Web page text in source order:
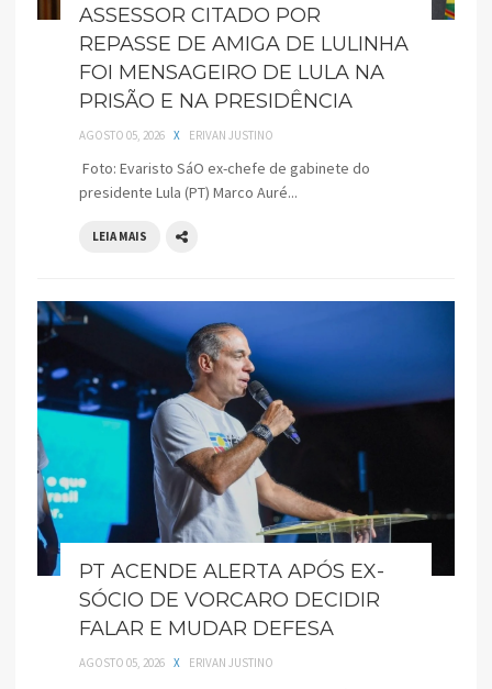
ASSESSOR CITADO POR
REPASSE DE AMIGA DE LULINHA
FOI MENSAGEIRO DE LULA NA
PRISÃO E NA PRESIDÊNCIA
AGOSTO 05, 2026 X ERIVAN JUSTINO
Foto: Evaristo SáO ex-chefe de gabinete do
presidente Lula (PT) Marco Auré...
LEIA MAIS
PT ACENDE ALERTA APÓS EX-
SÓCIO DE VORCARO DECIDIR
FALAR E MUDAR DEFESA
AGOSTO 05, 2026 X ERIVAN JUSTINO